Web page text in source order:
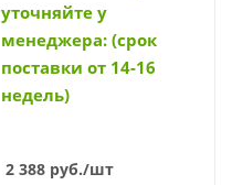
уточняйте у
менеджера: (срок
поставки от 14-16
недель)
2 388 руб./шт